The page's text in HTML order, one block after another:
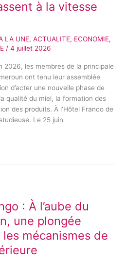
à la vitesse
LA UNE, ACTUALITE, ECONOMIE,
/ 4 juillet 2026
2026, les membres de la principale
ont tenu leur assemblée
d’acter une nouvelle phase de
qualité du miel, la formation des
des produits. À l’Hôtel Franco de
Le 25 juin
: À l’aube du
une plongée
mécanismes de